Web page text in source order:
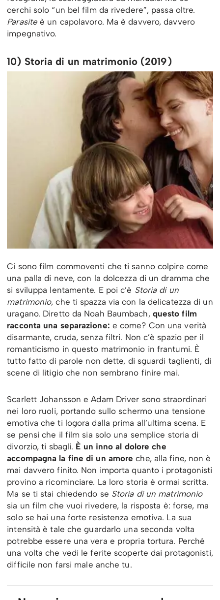
cerchi solo “un bel film da rivedere”, passa oltre.
Parasite è un capolavoro. Ma è davvero, davvero
impegnativo.
10) Storia di un matrimonio (2019)
Ci sono film commoventi che ti sanno colpire come
una palla di neve, con la dolcezza di un dramma che
si sviluppa lentamente. E poi c’è Storia di un
matrimonio, che ti spazza via con la delicatezza di un
uragano. Diretto da Noah Baumbach, questo film
racconta una separazione: e come? Con una verità
disarmante, cruda, senza filtri. Non c’è spazio per il
romanticismo in questo matrimonio in frantumi. È
tutto fatto di parole non dette, di sguardi taglienti, di
scene di litigio che non sembrano finire mai.
Scarlett Johansson e Adam Driver sono straordinari
nei loro ruoli, portando sullo schermo una tensione
emotiva che ti logora dalla prima all’ultima scena. E
se pensi che il film sia solo una semplice storia di
divorzio, ti sbagli. È un inno al dolore che
accompagna la fine di un amore che, alla fine, non è
mai davvero finito. Non importa quanto i protagonisti
provino a ricominciare. La loro storia è ormai scritta.
Ma se ti stai chiedendo se Storia di un matrimonio
sia un film che vuoi rivedere, la risposta è: forse, ma
solo se hai una forte resistenza emotiva. La sua
intensità è tale che guardarlo una seconda volta
potrebbe essere una vera e propria tortura. Perché
una volta che vedi le ferite scoperte dai protagonisti,
difficile non farsi male anche tu.